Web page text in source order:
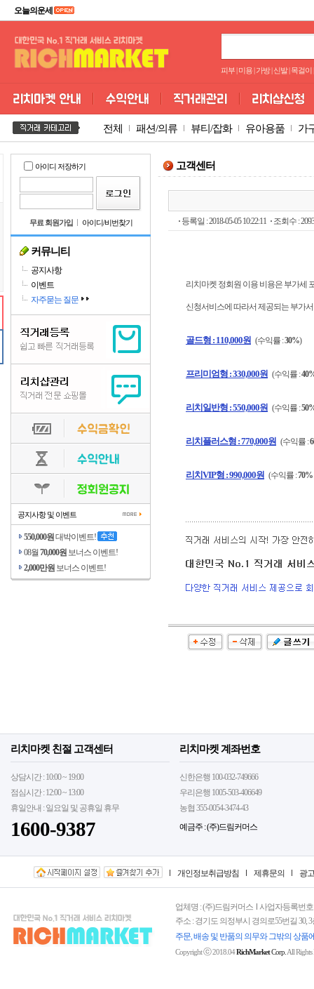
오늘의운세
피부 미용 가방 신발 목걸이
전체 패션/의류 뷰티/잡화 유아용품 가
아이디 저장하기
무료 회원가입 아이디/비번찾기
커뮤니티
공지사항
이벤트
자주묻는 질문
공지사항 및 이벤트
550,000원대박이벤트!
08월 70,000원 보너스 이벤트!
2,000만원 보너스 이벤트!
고객센터
등록일 : 2018-05-05 10:22:11 조회수 : 2093
리치마켓 정회원 이용 비용은 부가세
신청서비스에 따라서 제공되는 부가
골드형 : 110,000원 (수익률 :30%)
프리미엄형 : 330,000원 (수익률 :
리치일반형 : 550,000원 (수익률 :
리치플러스형 : 770,000원 (수익률 :
리치VIP형 : 990,000원 (수익률 :
리치마켓 친절 고객센터
상담시간 : 10:00 ~ 19:00
점심시간 : 12:00 ~ 13:00
휴일안내 : 일요일 및 공휴일 휴무
1600-9387
리치마켓 계좌번호
신한은행 100-032-749666
우리은행 1005-503-406649
농협 355-0054-3474-43
예금주 : (주)드림커머스
개인정보취급방침 제휴문의 광
업체명 : (주)드림커머스
사업자등록번호
주소 : 경기도 의정부시 경의로55번길 30,
주문, 배송 및 반품의 의무와 그밖의 상
Copyrightⓒ2018.04RichMarketCorp. All Rights